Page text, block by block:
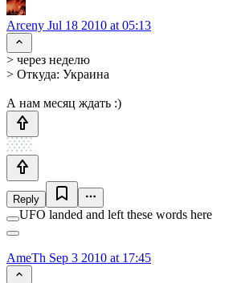
Arceny Jul 18 2010 at 05:13
> через неделю
> Откуда: Украина
А нам месяц ждать :)
Reply
UFO landed and left these words here
AmeTh Sep 3 2010 at 17:45